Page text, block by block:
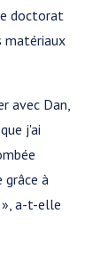
doctorat
matériaux
avec Dan,
j'ai
à
a-t-elle